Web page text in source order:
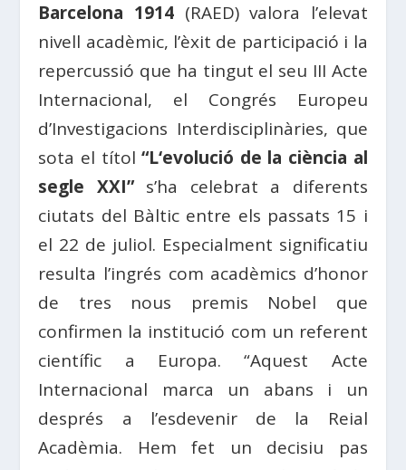
Barcelona 1914(RAED) valora l’elevat
nivell acadèmic, l’èxit de participació i la
repercussió que ha tingut el seu III Acte
Internacional, el Congrés Europeu
d’Investigacions Interdisciplinàries, que
sota el títol“L‘evolució de la ciència al
segle XXI”s’ha celebrat a diferents
ciutats del Bàltic entre els passats 15 i
el 22 de juliol. Especialment significatiu
resulta l’ingrés com acadèmics d’honor
de tres nous premis Nobel que
confirmen la institució com un referent
científic a Europa.“Aquest Acte
Internacional marca un abans i un
després a l’esdevenir de la Reial
Acadèmia. Hem fet un decisiu pas